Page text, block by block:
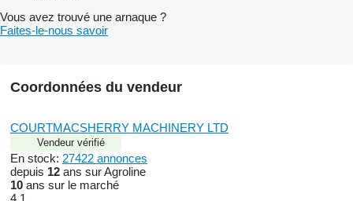
Vous avez trouvé une arnaque ?
Faites-le-nous savoir
Coordonnées du vendeur
COURTMACSHERRY MACHINERY LTD
Vendeur vérifié
En stock: 27422 annonces
depuis 12 ans sur Agroline
10 ans sur le marché